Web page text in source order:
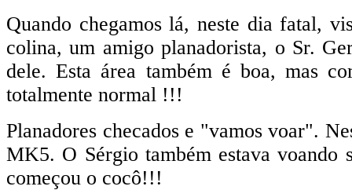
Quando chegamos lá, neste dia fatal,
colina, um amigo planadorista, o Sr.
dele. Esta área também é boa, mas
totalmente normal !!!
Planadores checados e "vamos voar".
MK5. O Sérgio também estava
começou o cocô!!!